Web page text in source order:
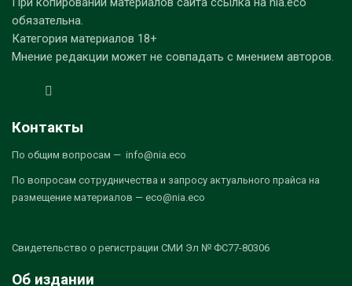
обязательна.
Категория материалов 18+
Мнение редакции может не совпадать с мнением авторов.
Контакты
По общим вопросам — info@nia.eco
По вопросам сотрудничества и запросу актуального прайса на
размещение материалов — eco@nia.eco
Свидетельство о регистрации СМИ Эл № ФС77-80306
Об издании